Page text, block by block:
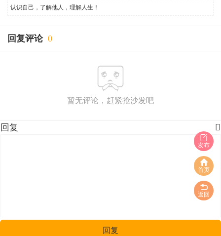
认识自己，了解他人，理解人生！
回复评论 0
暂无评论，赶紧抢沙发吧
发布
首页
返回

回复
回复